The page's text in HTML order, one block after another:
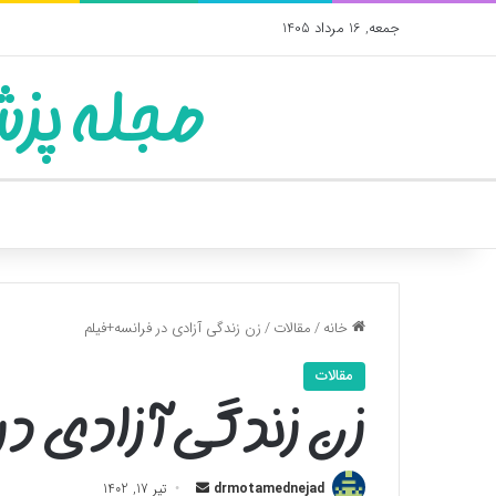
جمعه, 16 مرداد 1405
مجله
خانه/مقالات/زن زندگی آزادی در فرانسه+فیلم
مقالات
زن زندگی آزادی
drmotamednejad
ارسال تیر 17, 1402